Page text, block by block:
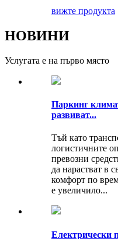
вижте продукта
НОВИНИ
Услугата е на първо място
Паркинг
развиват...
Тъй като
логистичните
превозни
да нарастват в
комфорт по
е увеличило...
Електрически